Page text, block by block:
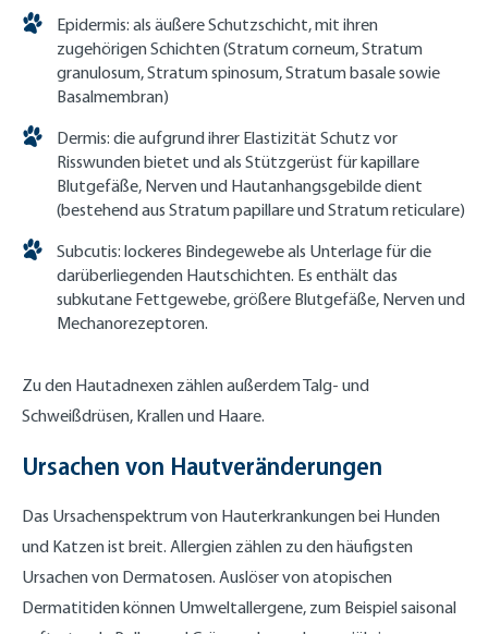
Epidermis: als äußere Schutzschicht, mit ihren
zugehörigen Schichten (Stratum corneum, Stratum
granulosum, Stratum spinosum, Stratum basale sowie
Basalmembran)
Dermis: die aufgrund ihrer Elastizität Schutz vor
Risswunden bietet und als Stützgerüst für kapillare
Blutgefäße, Nerven und Hautanhangsgebilde dient
(bestehend aus Stratum papillare und Stratum reticulare)
Subcutis: lockeres Bindegewebe als Unterlage für die
darüberliegenden Hautschichten. Es enthält das
subkutane Fettgewebe, größere Blutgefäße, Nerven und
Mechanorezeptoren.
Zu den Hautadnexen zählen außerdem Talg- und
Schweißdrüsen, Krallen und Haare.
Ursachen von Hautveränderungen
Das Ursachenspektrum von Hauterkrankungen bei Hunden
und Katzen ist breit. Allergien zählen zu den häufigsten
Ursachen von Dermatosen. Auslöser von atopischen
Dermatitiden können Umweltallergene, zum Beispiel saisonal